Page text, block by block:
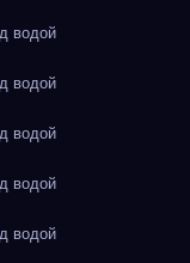
водой
водой
водой
водой
водой